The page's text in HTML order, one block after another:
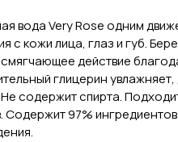
вода Very Rose одним
с кожи лица, глаз и губ.
действие
глицерин
содержит спирта.
Содержит 97%